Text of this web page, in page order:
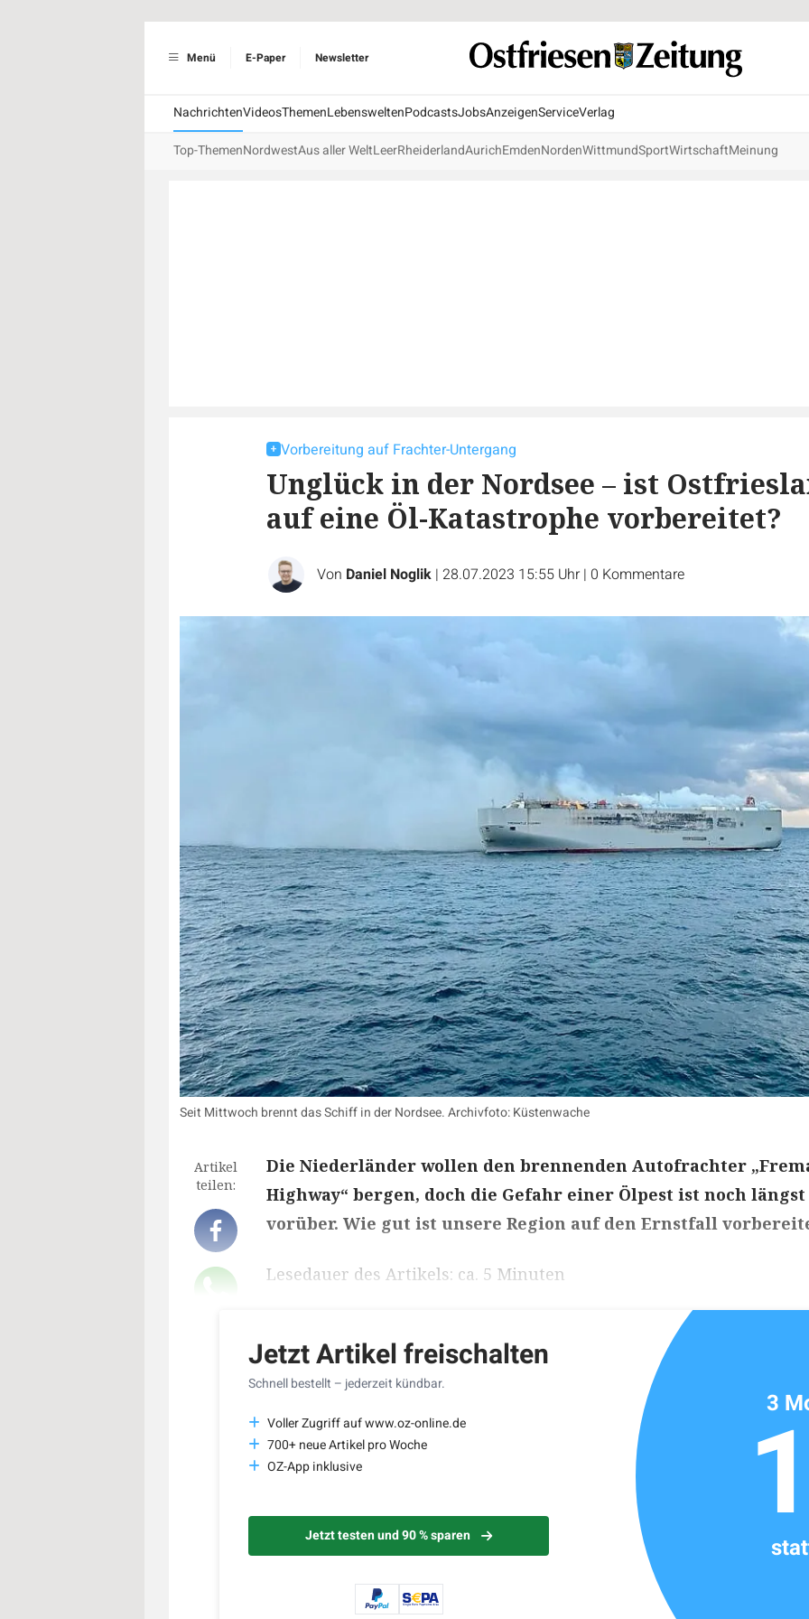
Menü E-Paper Newsletter
NachrichtenVideosThemenLebensweltenPodcastsJobsAnzeigenServiceVerlag
Top-ThemenNordwestAus aller WeltLeerRheiderlandAurichEmdenNordenWittmundSportWirtschaftMeinung
Vorbereitung auf Frachter-Untergang
Unglück in der Nordsee – ist
auf eine Öl-Katastrophe vorbereitet?
Von Daniel Noglik | 28.07.2023 15:55 Uhr | 0 Kommentare
Seit Mittwoch brennt das Schiff in der Nordsee. Archivfoto: Küstenwache
Artikel
teilen:
Die Niederländer wollen den brennenden Autofrachter
Highway“ bergen, doch die Gefahr einer Ölpest ist noch
vorüber. Wie gut ist unsere Region auf den Ernstfall
Lesedauer des Artikels: ca. 5 Minuten
Jetzt Artikel freischalten
Schnell bestellt – jederzeit kündbar.
Voller Zugriff auf www.oz-online.de
700+ neue Artikel pro Woche
OZ-App inklusive
Jetzt testen und 90 % sparen
3